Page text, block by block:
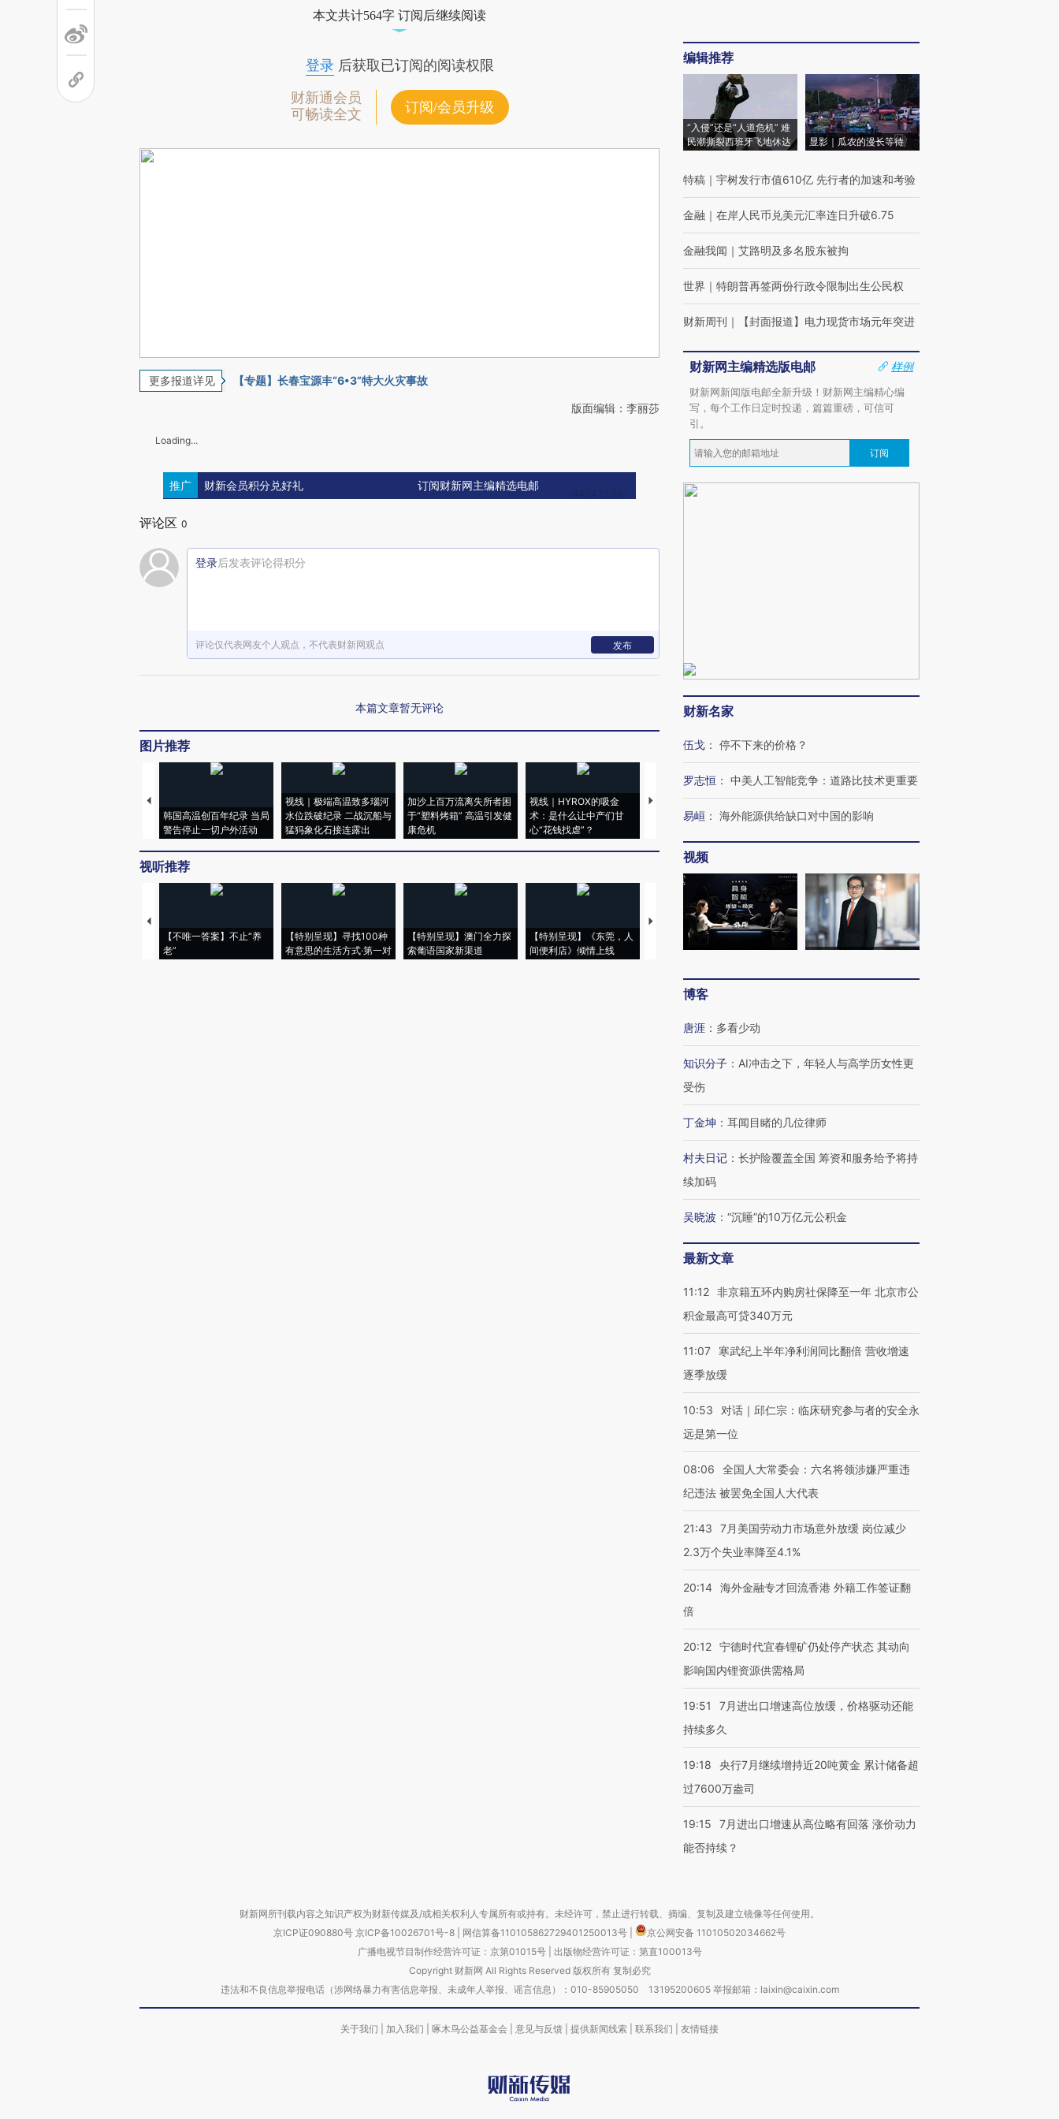
本文共计564字 订阅后继续阅读
登录后获取已订阅的阅读权限
财新通会员
可畅读全文
订阅/会员升级
更多报道详见 【专题】长春宝源丰“6•3”特大火灾事故
版面编辑：李丽莎
Loading...
推广 财新会员积分兑好礼 订阅财新网主编精选电邮
评论区 0
登录后发表评论得积分
评论仅代表网友个人观点，不代表财新网观点 发布
本篇文章暂无评论
图片推荐
韩国高温创百年纪录 当局
警告停止一切户外活动
视线｜极端高温致多瑙河
水位跌破纪录 二战沉船与
猛犸象化石接连露出
加沙上百万流离失所者困
于“塑料烤箱” 高温引发健
康危机
视线｜HYROX的吸金
术：是什么让中产们甘
心“花钱找虐”？
马航飞行员跨国走私7万
粒摇头丸 尿检体内含3种
视线｜被称为“蟑螂”的印
度Z世代 用街头抗争将教
视线｜“入侵”还是“人道危
视听推荐
【不唯一答案】不止“养
老”
【特别呈现】寻找100种
有意思的生活方式·第一对
【特别呈现】澳门全力探
索葡语国家新渠道
【特别呈现】《东莞，人
间便利店》倾情上线
【推广】走进第四届链博
会，让数智科技“链”接产
【特别呈现】寻找100种
有意思的生活方式·第三对
【商旅对话】华住集团
CFO：不靠规模取胜，华
住三大增长引擎是什么？
编辑推荐
“入侵”还是“人道危机” 难
民潮撕裂西班牙飞地休达
显影｜瓜农的漫长等待
特稿 ｜ 宇树发行市值610亿 先行者的加速和考验
金融 ｜ 在岸人民币兑美元汇率连日升破6.75
金融我闻 ｜ 艾路明及多名股东被拘
世界 ｜ 特朗普再签两份行政令限制出生公民权
财新周刊 ｜ 【封面报道】电力现货市场元年突进
财新网主编精选版电邮
样例
财新网新闻版电邮全新升级！财新网主编精心编
写，每个工作日定时投递，篇篇重磅，可信可
引。
订阅
财新名家
伍戈 ： 停不下来的价格？
罗志恒 ： 中美人工智能竞争：道路比技术更重要
易峘 ： 海外能源供给缺口对中国的影响
视频
博客
唐涯 ： 多看少动
知识分子 ： AI冲击之下，年轻人与高学历女性更
受伤
丁金坤 ： 耳闻目睹的几位律师
村夫日记 ： 长护险覆盖全国 筹资和服务给予将持
续加码
吴晓波 ： “沉睡”的10万亿元公积金
最新文章
11:12 非京籍五环内购房社保降至一年 北京市公
积金最高可贷340万元
11:07
寒武纪上半年净利润同比翻倍 营收增速
逐季放缓
10:53
对话｜邱仁宗：临床研究参与者的安全永
远是第一位
08:06
全国人大常委会：六名将领涉嫌严重违
纪违法 被罢免全国人大代表
21:43
7月美国劳动力市场意外放缓 岗位减少
2.3万个失业率降至4.1%
20:14 海外金融专才回流香港 外籍工作签证翻
倍
20:12 宁德时代宜春锂矿仍处停产状态 其动向
影响国内锂资源供需格局
19:51
7月进出口增速高位放缓，价格驱动还能
持续多久
19:18
央行7月继续增持近20吨黄金 累计储备超
过7600万盎司
19:15
7月进出口增速从高位略有回落 涨价动力
能否持续？
财新网所刊载内容之知识产权为财新传媒及/或相关权利人专属所有或持有。未经许可，禁止进行转载、摘编、复制及建立镜像等任何使用。
京ICP证090880号 京ICP备10026701号-8 网信算备110105862729401250013号
京公网安备 11010502034662号
广播电视节目制作经营许可证：京第01015号| 出版物经营许可证：第直100013号
Copyright 财新网 All Rights Reserved 版权所有 复制必究
违法和不良信息举报电话（涉网络暴力有害信息举报、未成年人举报、谣言信息）：010-85905050 13195200605 举报邮箱：laixin@caixin.com
关于我们 加入我们 啄木鸟公益基金会 意见与反馈 提供新闻线索 联系我们 友情链接